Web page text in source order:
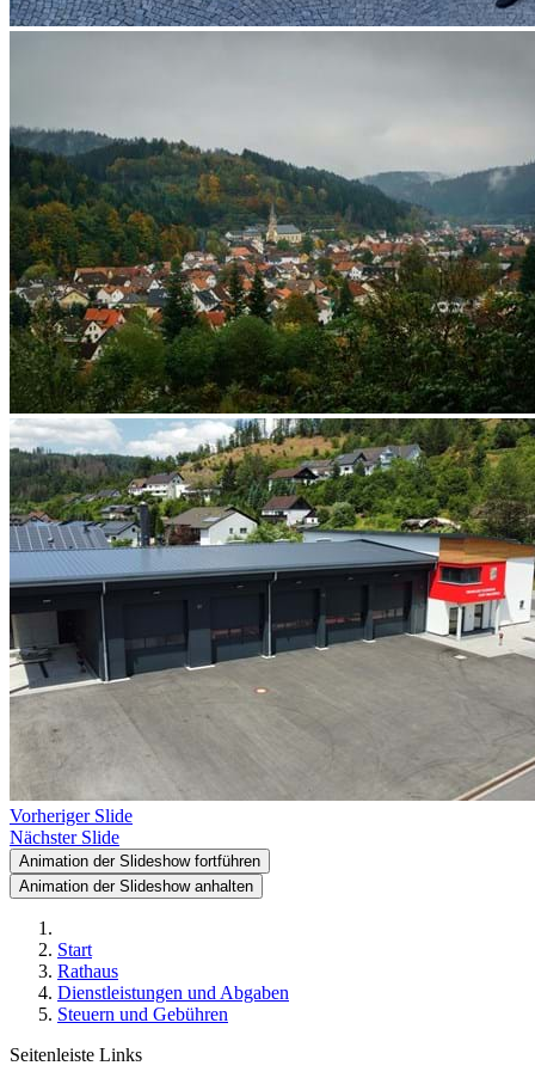
Vorheriger Slide
Nächster Slide
Animation der Slideshow fortführen
Animation der Slideshow anhalten
Start
Rathaus
Dienstleistungen und Abgaben
Steuern und Gebühren
Seitenleiste Links